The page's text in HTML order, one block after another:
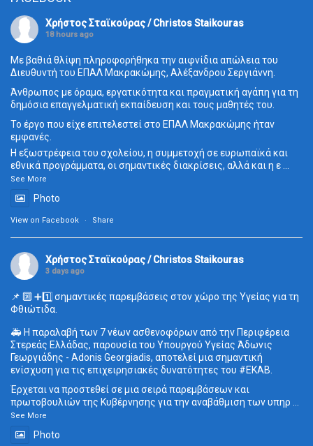
Χρήστος Σταϊκούρας / Christos Staikouras
18 hours ago
Με βαθιά θλίψη πληροφορήθηκα την αιφνίδια απώλεια του
Διευθυντή του ΕΠΑΛ Μακρακώμης, Αλέξανδρου Σεργιάννη.
Άνθρωπος με όραμα, εργατικότητα και πραγματική αγάπη για τη
δημόσια επαγγελματική εκπαίδευση και τους μαθητές του.
Το έργο που είχε επιτελεστεί στο ΕΠΑΛ Μακρακώμης ήταν
εμφανές.
Η εξωστρέφεια του σχολείου, η συμμετοχή σε ευρωπαϊκά και
εθνικά προγράμματα, οι σημαντικές διακρίσεις, αλλά και η ε...
See More
Photo
View on Facebook · Share
Χρήστος Σταϊκούρας / Christos Staikouras
3 days ago
📌 🔟 ➕1️⃣ σημαντικές παρεμβάσεις στον χώρο της Υγείας για τη
Φθιώτιδα.
🚑 Η παραλαβή των 7 νέων ασθενοφόρων από την Περιφέρεια
Στερεάς Ελλάδας, παρουσία του Υπουργού Υγείας Άδωνις
Γεωργιάδης - Adonis Georgiadis, αποτελεί μια σημαντική
ενίσχυση για τις επιχειρησιακές δυνατότητες του #ΕΚΑΒ.
Έρχεται να προστεθεί σε μια σειρά παρεμβάσεων και
πρωτοβουλιών της Κυβέρνησης για την αναβάθμιση των υπηρ ...
See More
Photo